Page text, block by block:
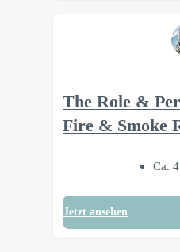
The Role &
Fire & Smoke
Ca.
Jetzt ansehen